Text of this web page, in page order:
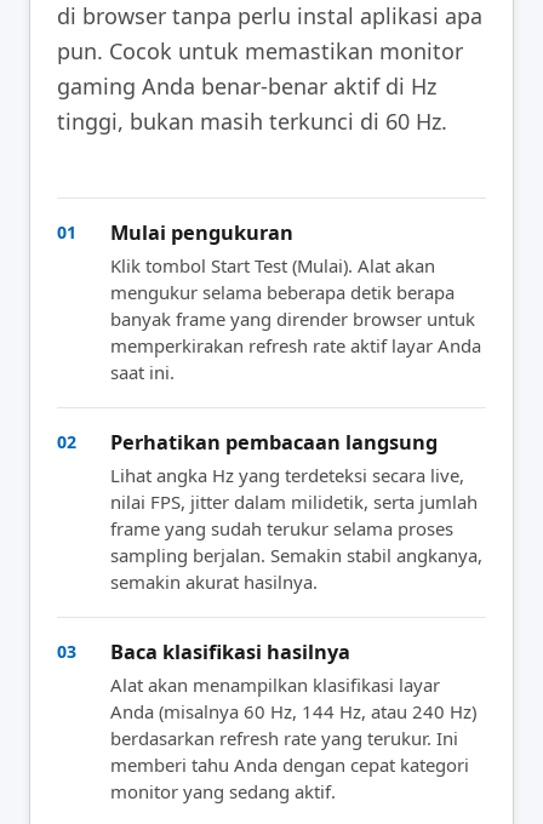
di browser tanpa perlu instal aplikasi apa
pun. Cocok untuk memastikan monitor
gaming Anda benar-benar aktif di Hz
tinggi, bukan masih terkunci di 60 Hz.
01 Mulai pengukuran
Klik tombol Start Test (Mulai). Alat akan
mengukur selama beberapa detik berapa
banyak frame yang dirender browser untuk
memperkirakan refresh rate aktif layar Anda
saat ini.
02 Perhatikan pembacaan langsung
Lihat angka Hz yang terdeteksi secara live,
nilai FPS, jitter dalam milidetik, serta jumlah
frame yang sudah terukur selama proses
sampling berjalan. Semakin stabil angkanya,
semakin akurat hasilnya.
03 Baca klasifikasi hasilnya
Alat akan menampilkan klasifikasi layar
Anda (misalnya 60 Hz, 144 Hz, atau 240 Hz)
berdasarkan refresh rate yang terukur. Ini
memberi tahu Anda dengan cepat kategori
monitor yang sedang aktif.